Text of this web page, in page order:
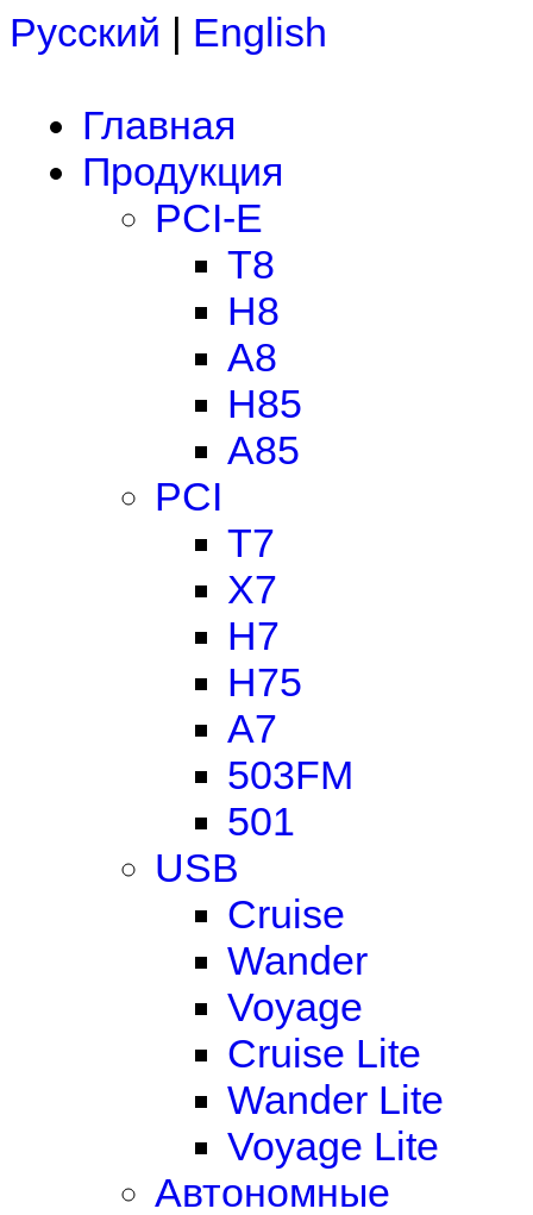
Русский | English
Главная
Продукция
PCI-E
T8
H8
A8
H85
A85
PCI
T7
X7
H7
H75
A7
503FM
501
USB
Cruise
Wander
Voyage
Cruise Lite
Wander Lite
Voyage Lite
Автономные